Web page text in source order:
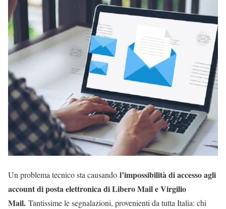
Un problema tecnico sta causando l’impossibilità di accesso agli
account di posta elettronica di Libero Mail e Virgilio
Mail. Tantissime le segnalazioni, provenienti da tutta Italia: chi